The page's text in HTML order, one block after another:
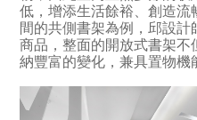
低，增添生活餘裕、創造流
間的共側書架為例，邱設
商品，整面的開放式書架不
納豐富的變化，兼具置物機